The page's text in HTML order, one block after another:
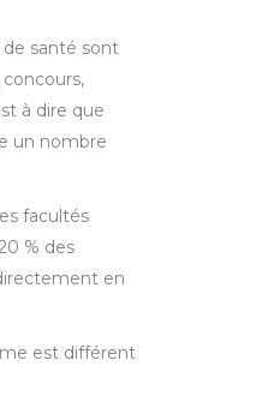
de santé sont
concours,
à dire que
un nombre
facultés
% des
en
est différent